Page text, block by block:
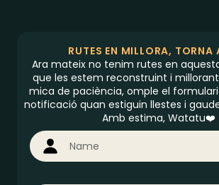
RUTES EN MILLORA, TORNA
Ara mateix no tenim rutes en
que les estem reconstruint i
mica de paciència, omple el
notificació quan estiguin llestes i
Amb estima, Watatu❤️